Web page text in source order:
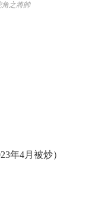
之將帥
年4月被炒）